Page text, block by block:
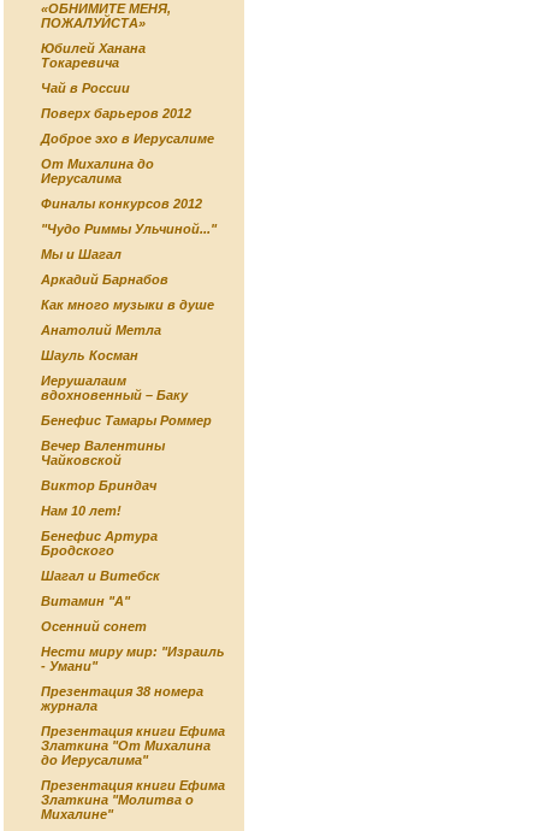
«ОБНИМИТЕ МЕНЯ,
ПОЖАЛУЙСТА»
Юбилей Ханана
Токаревича
Чай в России
Поверх барьеров 2012
Доброе эхо в Иерусалиме
От Михалина до
Иерусалима
Финалы конкурсов 2012
"Чудо Риммы Ульчиной..."
Мы и Шагал
Аркадий Барнабов
Как много музыки в душе
Анатолий Метла
Шауль Косман
Иерушалаим
вдохновенный – Баку
Бенефис Тамары Роммер
Вечер Валентины
Чайковской
Виктор Бриндач
Нам 10 лет!
Бенефис Артура
Бродского
Шагал и Витебск
Витамин "А"
Осенний сонет
Нести миру мир: "Израиль
- Умани"
Презентация 38 номера
журнала
Презентация книги Ефима
Златкина "От Михалина
до Иерусалима"
Презентация книги Ефима
Златкина "Молитва о
Михалине"